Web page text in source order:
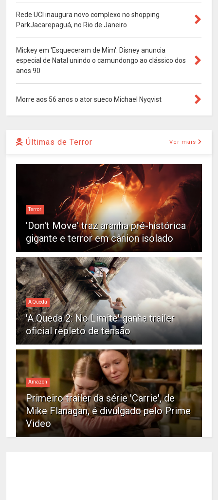
Rede UCI inaugura novo complexo no shopping
ParkJacarepaguá, no Rio de Janeiro
Mickey em 'Esqueceram de Mim': Disney anuncia
especial de Natal unindo o camundongo ao clássico dos
anos 90
Morre aos 56 anos o ator sueco Michael Nyqvist
Últimas de Terror Ver mais
Terror
'Don't Move' traz aranha pré-histórica
gigante e terror em cânion isolado
A Queda
'A Queda 2: No Limite' ganha trailer
oficial repleto de tensão
Amazon
Primeiro trailer da série 'Carrie', de
Mike Flanagan, é divulgado pelo Prime
Video